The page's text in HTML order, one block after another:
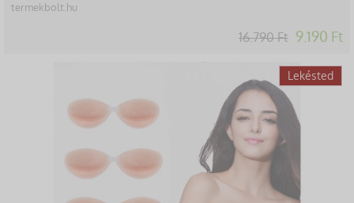
termekbolt.hu
16.790 Ft 9.190 Ft
Lekésted